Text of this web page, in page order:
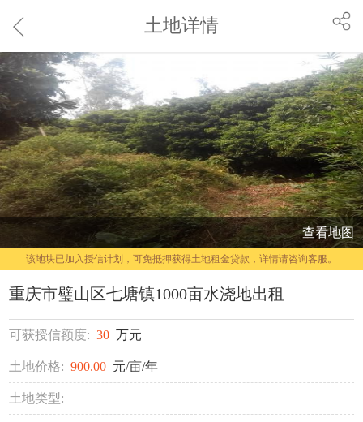
土地详情
查看地图
该地块已加入授信计划，可免抵押获得土地租金贷款，详情请咨询客服。
重庆市璧山区七塘镇1000亩水浇地出租
可获授信额度: 30 万元
土地价格: 900.00 元/亩/年
土地类型: